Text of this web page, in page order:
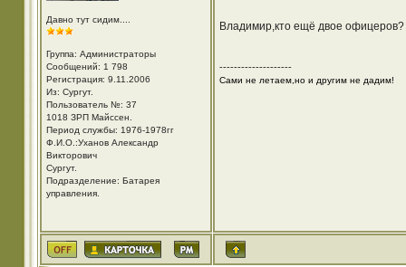
Давно тут сидим....
Группа: Администраторы
Сообщений: 1 798
Регистрация: 9.11.2006
Из: Cургут.
Пользователь №: 37
1018 ЗРП Майссен.
Период службы: 1976-1978гг
Ф.И.О.:Уханов Александр
Викторович
Cургут.
Подразделение: Батарея
управления.
Владимир,кто ещё двое офицеров?
--------------------
Сами не летаем,но и другим не дадим!